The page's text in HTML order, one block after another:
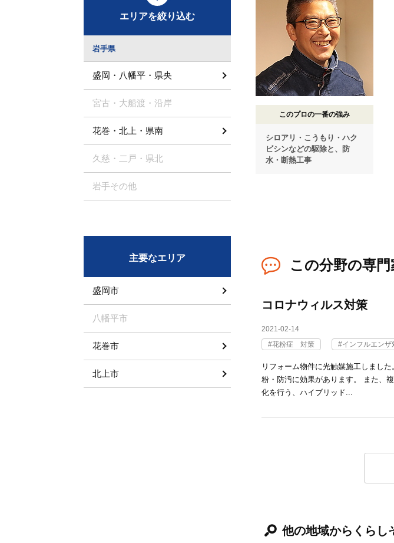
このプロの一番の強み
シロアリ・こうもり・ハク
ビシンなどの駆除と、防
水・断熱工事
この分野の専
コロナウィルス対策
2021-02-14
花粉症 対策
インフルエンザ
リフォーム物件に光触媒施工しまし
粉・防汚に効果があります。 また、
化を行う、ハイブリッド...
他の地域からくらし
エリアを絞り込む
岩手県
盛岡・八幡平・県央
宮古・大船渡・沿岸
花巻・北上・県南
久慈・二戸・県北
岩手その他
主要なエリア
盛岡市
八幡平市
花巻市
北上市